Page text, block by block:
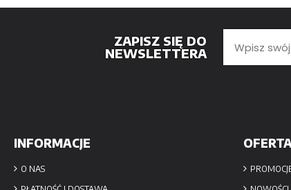
ZAPISZ SIĘ DO
NEWSLETTERA
INFORMACJE
O NAS